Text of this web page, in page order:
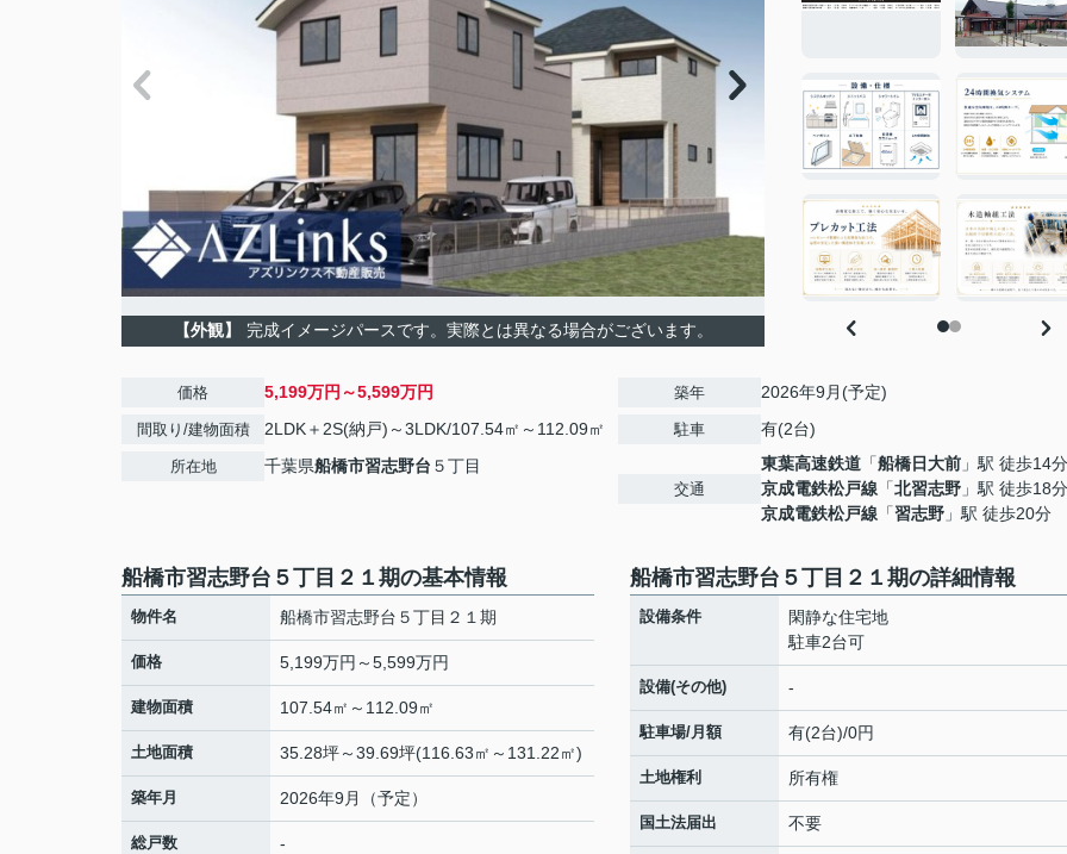
【外観】 完成イメージパースです。実際とは異なる場合がございます。
価格 5,199万円～5,599万円
間取り/建物面積 2LDK＋2S(納戸)～3LDK/107.54㎡～112.09㎡
所在地 千葉県船橋市習志野台 ５丁目
築年 2026年9月(予定)
駐車 有(2台)
交通
東葉高速鉄道 「船橋日大前 」駅 徒歩14分
京成電鉄松戸線 「北習志野 」駅 徒歩18分
京成電鉄松戸線 「習志野 」駅 徒歩20分
船橋市習志野台５丁目２１期の基本情報
物件名 船橋市習志野台５丁目２１期
価格 5,199万円～5,599万円
建物面積 107.54㎡～112.09㎡
土地面積 35.28坪～39.69坪(116.63㎡～131.22㎡)
築年月 2026年9月（予定）
総戸数 -
船橋市習志野台５丁目２１期の詳細情報
設備条件
閑静な住宅地
駐車2台可
設備(その他) -
駐車場/月額 有(2台)/0円
土地権利 所有権
国土法届出 不要